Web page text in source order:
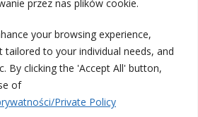
przez nas plików cookie.
your browsing experience,
tailored to your individual needs, and
By clicking the 'Accept All' button,
of
Private Policy
pokazały moc!